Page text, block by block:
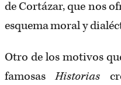
de Cortázar, que nos
esquema moral y
Otro de los motivos
famosasHistorias